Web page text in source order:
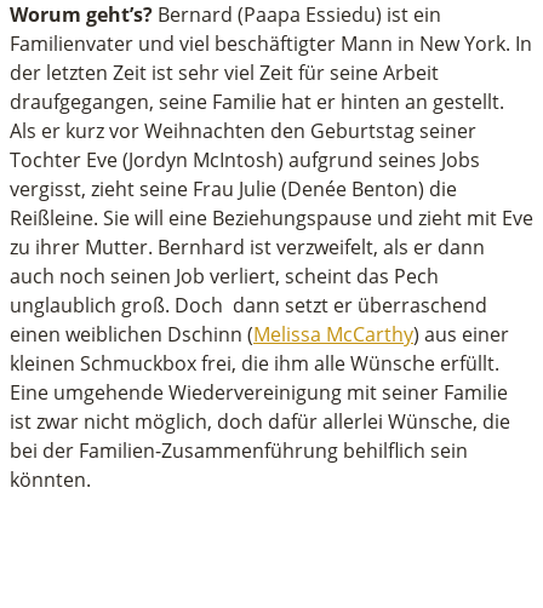
Worum geht’s? Bernard (Paapa Essiedu) ist ein
Familienvater und viel beschäftigter Mann in New York. In
der letzten Zeit ist sehr viel Zeit für seine Arbeit
draufgegangen, seine Familie hat er hinten an gestellt.
Als er kurz vor Weihnachten den Geburtstag seiner
Tochter Eve (Jordyn McIntosh) aufgrund seines Jobs
vergisst, zieht seine Frau Julie (Denée Benton) die
Reißleine. Sie will eine Beziehungspause und zieht mit Eve
zu ihrer Mutter. Bernhard ist verzweifelt, als er dann
auch noch seinen Job verliert, scheint das Pech
unglaublich groß. Doch dann setzt er überraschend
einen weiblichen Dschinn (Melissa McCarthy) aus einer
kleinen Schmuckbox frei, die ihm alle Wünsche erfüllt.
Eine umgehende Wiedervereinigung mit seiner Familie
ist zwar nicht möglich, doch dafür allerlei Wünsche, die
bei der Familien-Zusammenführung behilflich sein
könnten.